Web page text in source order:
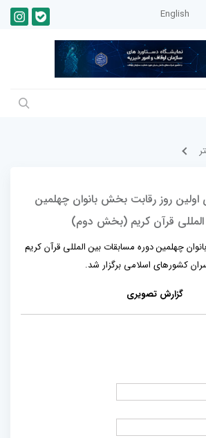
English
روز رقابت بخش بانوان چهلمین
قرآن کریم (بخش دوم)
چهلمین دوره مسابقات بین المللی قرآن کریم
کشورهای اسلامی برگزار شد.
گزارش تصویری